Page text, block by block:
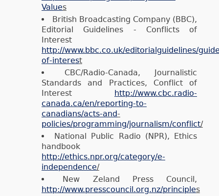
Values
British Broadcasting Company (BBC),
Editorial Guidelines - Conflicts of
Interest
http://www.bbc.co.uk/editorialguidelines/
of-interest
CBC/Radio-Canada, Journalistic
Standards and Practices, Conflict of
Interest http://www.cbc.radio-
canada.ca/en/reporting-to-
canadians/acts-and-
policies/programming/journalism/conflict/
National Public Radio (NPR), Ethics
handbook
http://ethics.npr.org/category/e-
independence/
New Zeland Press Council,
http://www.presscouncil.org.nz/principles